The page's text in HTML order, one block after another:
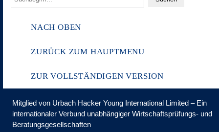
NACH OBEN
ZURÜCK ZUM HAUPTMENU
ZUR VOLLSTÄNDIGEN VERSION
Mitglied von Urbach Hacker Young International Limited – Ein
internationaler Verbund unabhängiger Wirtschaftsprüfungs- und
Beratungsgesellschaften